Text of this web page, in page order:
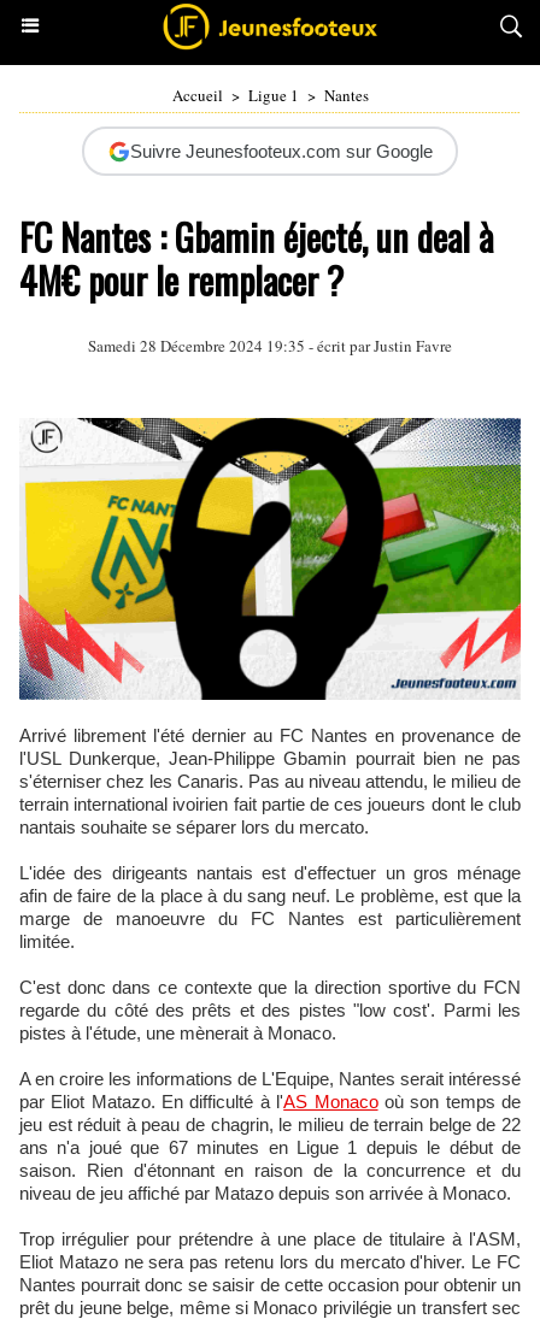
Accueil > Ligue 1 > Nantes
Suivre Jeunesfooteux.com sur Google
FC Nantes : Gbamin éjecté, un deal à
4M€ pour le remplacer ?
Samedi 28 Décembre 2024 19:35 - écrit parJustin Favre
Arrivé librement l'été dernier au FC Nantes en provenance de
l'USL Dunkerque, Jean-Philippe Gbamin pourrait bien ne pas
s'éterniser chez les Canaris. Pas au niveau attendu, le milieu de
terrain international ivoirien fait partie de ces joueurs dont le club
nantais souhaite se séparer lors du mercato.
L'idée des dirigeants nantais est d'effectuer un gros ménage
afin de faire de la place à du sang neuf. Le problème, est que la
marge de manoeuvre du FC Nantes est particulièrement
limitée.
C'est donc dans ce contexte que la direction sportive du FCN
regarde du côté des prêts et des pistes "low cost'. Parmi les
pistes à l'étude, une mènerait à Monaco.
A en croire les informations de L'Equipe, Nantes serait intéressé
par Eliot Matazo. En difficulté à l'AS Monacooù son temps de
jeu est réduit à peau de chagrin, le milieu de terrain belge de 22
ans n'a joué que 67 minutes en Ligue 1 depuis le début de
saison. Rien d'étonnant en raison de la concurrence et du
niveau de jeu affiché par Matazo depuis son arrivée à Monaco.
Trop irrégulier pour prétendre à une place de titulaire à l'ASM,
Eliot Matazo ne sera pas retenu lors du mercato d'hiver. Le FC
Nantes pourrait donc se saisir de cette occasion pour obtenir un
prêt du jeune belge, même si Monaco privilégie un transfert sec